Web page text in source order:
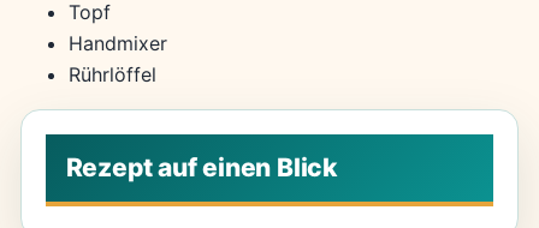
Topf
Handmixer
Rührlöffel